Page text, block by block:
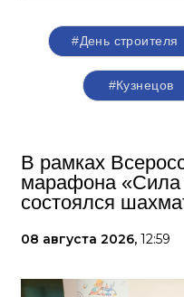
#День строителя
#Кузнецов
В рамках
марафона «Сила
состоялся
08 августа 2026, 12:59